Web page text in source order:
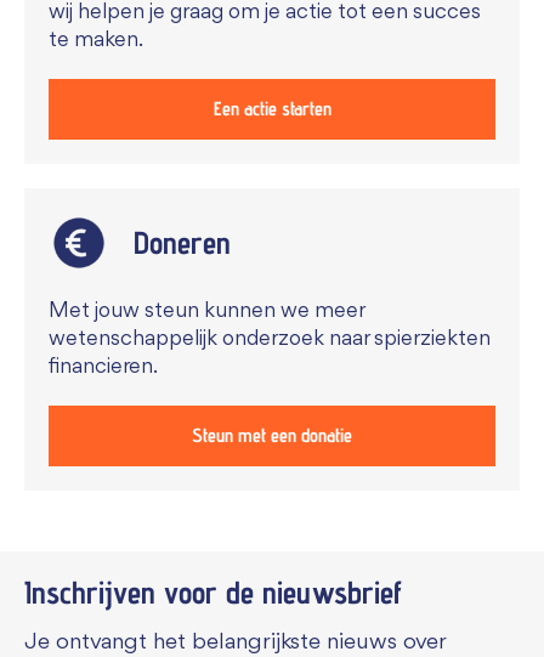
wij helpen je graag om je actie tot een succes
te maken.
Een actie starten
Doneren
Met jouw steun kunnen we meer
wetenschappelijk onderzoek naar spierziekten
financieren.
Steun met een donatie
Inschrijven voor de nieuwsbrief
Je ontvangt het belangrijkste nieuws over